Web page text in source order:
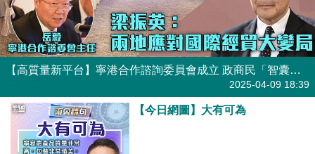
【高質量新平台】寧港合作諮詢委員會成立 政商民「智囊團」共發展四大產業 梁振英：兩地應對國際經貿大變局
2025-04-09 18:39
【今日網圖】大有可為